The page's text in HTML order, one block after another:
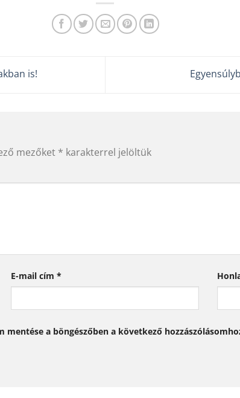
is!
mezőket * karakterrel jelöltük
E-mail cím*
a böngészőben a következő